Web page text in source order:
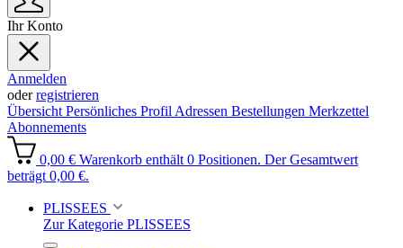
Ihr Konto
Anmelden
oderregistrieren
Übersicht Persönliches Profil Adressen Bestellungen Merkzettel
Abonnements
0,00 € Warenkorb enthält 0 Positionen. Der Gesamtwert
beträgt 0,00 €.
PLISSEES
Zur Kategorie PLISSEES